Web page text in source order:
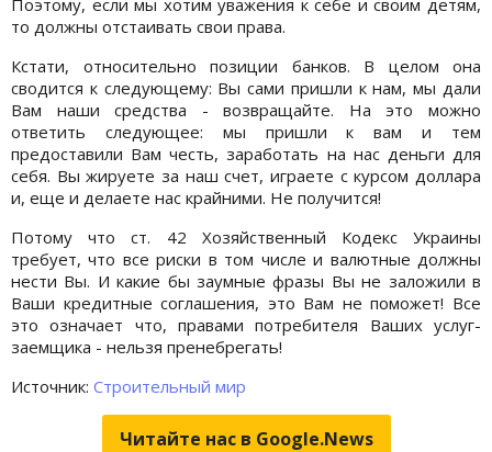
то должны отстаивать свои права.
Кстати, относительно позиции банков. В целом она
сводится к следующему: Вы сами пришли к нам, мы дали
Вам наши средства - возвращайте. На это можно
ответить следующее: мы пришли к вам и тем
предоставили Вам честь, заработать на нас деньги для
себя. Вы жируете за наш счет, играете с курсом доллара
и, еще и делаете нас крайними. Не получится!
Потому что ст. 42 Хозяйственный Кодекс Украины
требует, что все риски в том числе и валютные должны
нести Вы. И какие бы заумные фразы Вы не заложили в
Ваши кредитные соглашения, это Вам не поможет! Все
это означает что, правами потребителя Ваших услуг-
заемщика - нельзя пренебрегать!
Источник: Строительный мир
Читайте нас в Google.News